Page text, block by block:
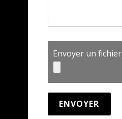
Envoyer un fichier